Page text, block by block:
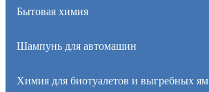
Бытовая химия
Шампунь для автомашин
Химия для биотуалетов и выгребных ям